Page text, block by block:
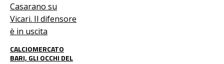
CALCIOMERCATO
BARI, GLI OCCHI DEL